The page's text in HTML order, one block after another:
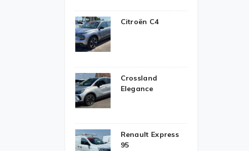
Citroën C4
Crossland
Elegance
Renault Express
95